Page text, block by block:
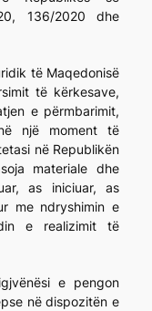
136/2020 dhe
të Maqedonisë
të kërkesave,
e përmbarimit,
një moment të
në Republikën
materiale dhe
as iniciuar, as
me ndryshimin e
e realizimit të
e pengon
në dispozitën e